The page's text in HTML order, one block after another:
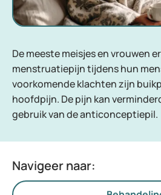
De meeste meisjes en vrouwen
menstruatiepijn tijdens hun
voorkomende klachten zijn
hoofdpijn. De pijn kan
gebruik van de anticonceptiepil.
Navigeer naar: